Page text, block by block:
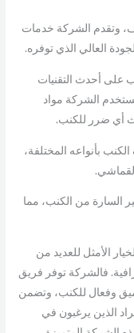
وتقدم الشركة خدمات
العالي الذي توفره.
أحدث التقنيات
الشركة مواد
أي ضرر للكنب.
بأنواعه المختلفة،
السارة من الكنب، مما
الأمثل للعديد من
فالشركة توفر فريق
وفعال للكنب، وتضمن
الذين يرغبون في